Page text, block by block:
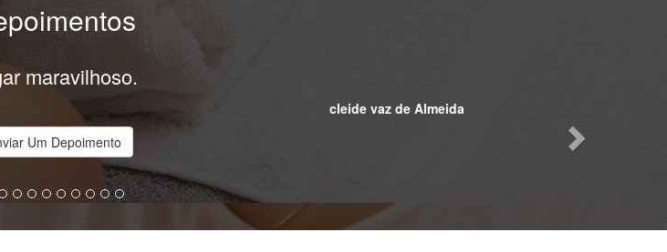
maravilhoso.
cleide vaz de Almeida
Um Depoimento